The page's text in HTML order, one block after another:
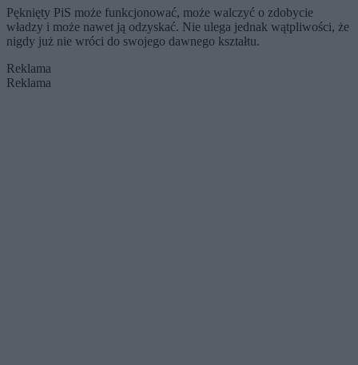
Pęknięty PiS może funkcjonować, może walczyć o zdobycie
władzy i może nawet ją odzyskać. Nie ulega jednak wątpliwości, że
nigdy już nie wróci do swojego dawnego kształtu.
Reklama
Reklama